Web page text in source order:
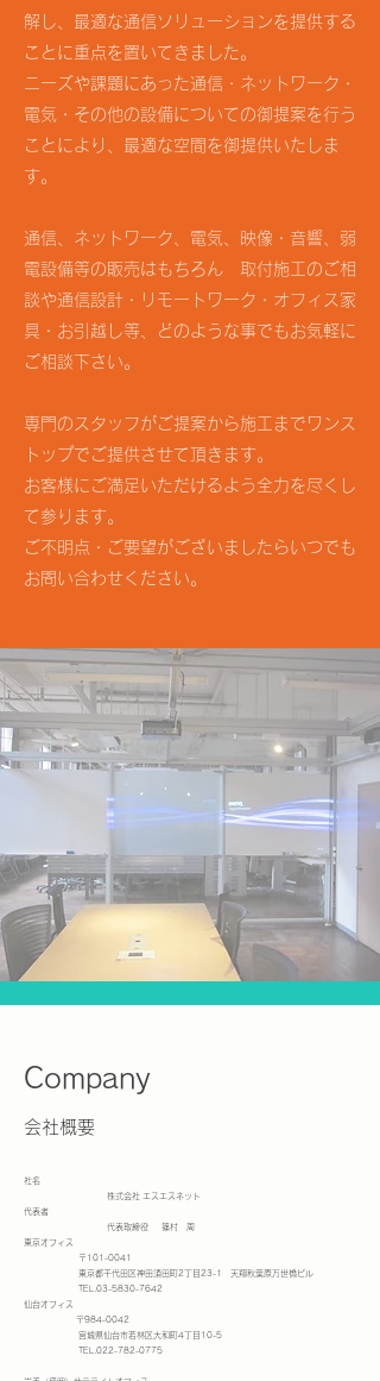
解し、最適な通信ソリューションを提供する
ことに重点を置いてきました。
ニーズや課題にあった通信・ネットワーク・
電気・その他の設備についての御提案を行う
ことにより、最適な空間を御提供いたしま
す。
通信、ネットワーク、電気、映像・音響、弱
電設備等の販売はもちろん 取付施工のご相
談や通信設計・リモートワーク・オフィス家
具・お引越し等、どのような事でもお気軽に
ご相談下さい。
専門のスタッフがご提案から施工までワンス
トップでご提供させて頂きます。
お客様にご満足いただけるよう全力を尽くし
て参ります。
ご不明点・ご要望がございましたらいつでも
お問い合わせください。
Company
会社概要
社名
株式会社 エスエスネット
代表者
代表取締役 篠村 周
東京オフィス
〒101-0041
東京都千代田区神田須田町2丁目23-1 天翔秋葉原万世橋ビル
TEL.03-5830-7642
仙台オフィス
〒984-0042
宮城県仙台市若林区大和町4丁目10-5
TEL.022-782-0775